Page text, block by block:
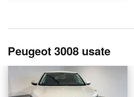
Peugeot 3008 usate